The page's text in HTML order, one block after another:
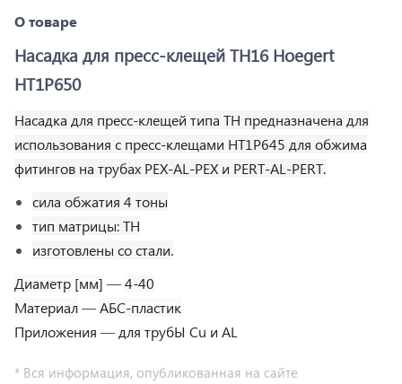
О товаре
Насадка для пресс-клещей TH16 Hoegert
HT1P650
Насадка для пресс-клещей типа ТН предназначена для
использования с пресс-клещами HT1P645 для обжима
фитингов на трубах PEX-AL-PEX и PERT-AL-PERT.
сила обжатия 4 тоны
тип матрицы: TH
изготовлены со стали.
Диаметр [мм] —4-40
Материал—АБС-пластик
Приложения — для трубЫ Cu и AL
* Вся информация, опубликованная на сайте